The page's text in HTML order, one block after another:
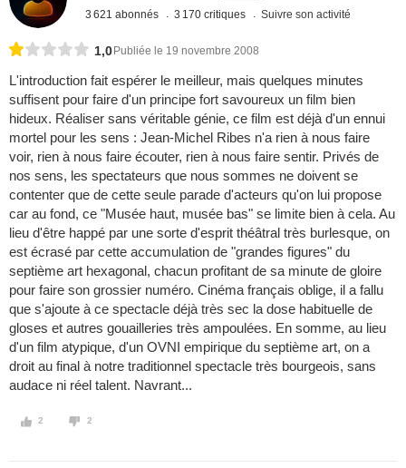
3 621 abonnés 3 170 critiques Suivre son activité
1,0 Publiée le 19 novembre 2008
L'introduction fait espérer le meilleur, mais quelques minutes
suffisent pour faire d'un principe fort savoureux un film bien
hideux. Réaliser sans véritable génie, ce film est déjà d'un ennui
mortel pour les sens : Jean-Michel Ribes n'a rien à nous faire
voir, rien à nous faire écouter, rien à nous faire sentir. Privés de
nos sens, les spectateurs que nous sommes ne doivent se
contenter que de cette seule parade d'acteurs qu'on lui propose
car au fond, ce "Musée haut, musée bas" se limite bien à cela. Au
lieu d'être happé par une sorte d'esprit théâtral très burlesque, on
est écrasé par cette accumulation de "grandes figures" du
septième art hexagonal, chacun profitant de sa minute de gloire
pour faire son grossier numéro. Cinéma français oblige, il a fallu
que s'ajoute à ce spectacle déjà très sec la dose habituelle de
gloses et autres gouailleries très ampoulées. En somme, au lieu
d'un film atypique, d'un OVNI empirique du septième art, on a
droit au final à notre traditionnel spectacle très bourgeois, sans
audace ni réel talent. Navrant...
2 2